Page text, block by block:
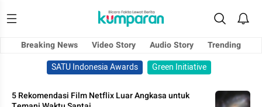
Breaking News Video Story Audio Story
Trending
SATU Indonesia Awards
Green Initiative
5 Rekomendasi Film Netflix Luar Angkasa untuk